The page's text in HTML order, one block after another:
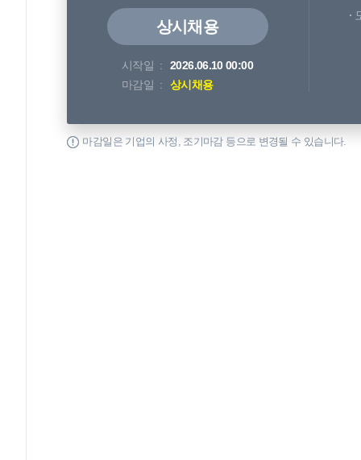
상시채용
시작일
2026.06.10 00:00
마감일
상시채용
마감일은 기업의 사정, 조기마감 등으로 변경될 수 있습니다.